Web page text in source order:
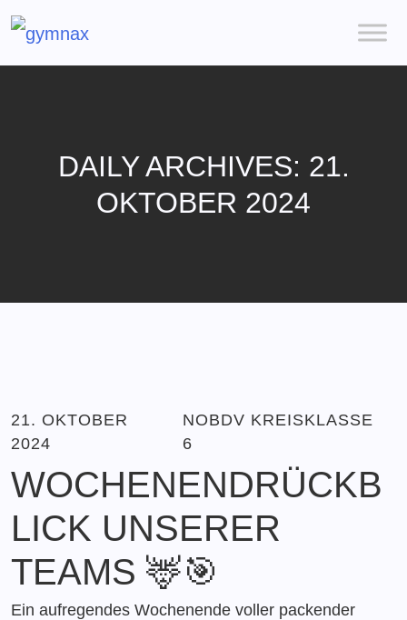
DAILY ARCHIVES: 21.
OKTOBER 2024
21. OKTOBER
2024
NOBDV KREISKLASSE
6
WOCHENENDRÜCKB
LICK UNSERER
TEAMS 🦌🎯
Ein aufregendes Wochenende voller packender